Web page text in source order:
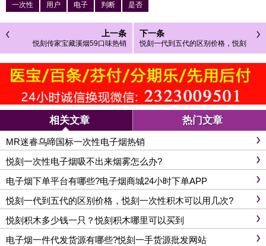
一次性 用户 电子 判断 是否
上一条
悦刻传家宝藏溪烟59口味热销
下一条
悦刻一代到五代的区别价格，悦刻
一次性积木可以用几次?
相关文章 热门文章
MR迷睿乌啼国标一次性电子烟热销
悦刻一次性电子烟吸不出来烟雾怎么办?
电子烟下单平台有哪些?电子烟商城24小时下单APP
悦刻一代到五代的区别价格，悦刻一次性积木可以用几次?
悦刻积木多少钱一只？悦刻积木哪里可以买到
电子烟一件代发货源有哪些?悦刻一手货源批发网站